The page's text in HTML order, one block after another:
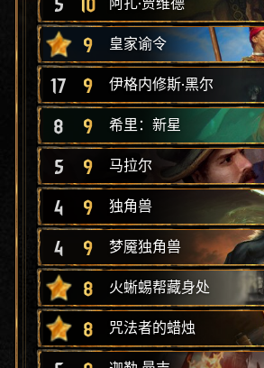
5 10 阿扎·贾维德
9 皇家谕令
17 9 伊格内修斯·黑尔
8 9 希里：新星
5 9 马拉尔
4 9 独角兽
4 9 梦魇独角兽
8 火蜥蜴帮藏身处
8 咒法者的蜡烛